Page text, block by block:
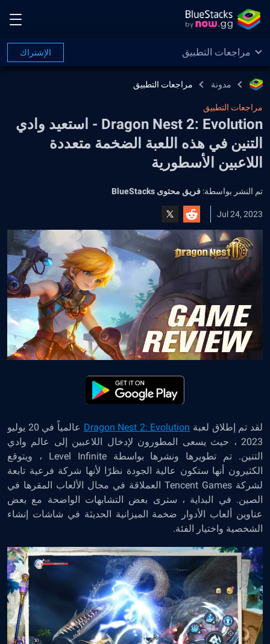
مراجعات التطبيق الإشتراك
مدونة مراجعات التطبيق
مراجعات التطبيق
Dragon Nest 2: Evolution - استعيد وادي
التنين في هذه اللعبة الضخمة متعددة
اللاعبين الأسطورية
تم النشر بواسطة: فريق محتوى BlueStacks
Jul 24, 2023
لقد تم إطلاق لعبة Dragon Nest 2: Evolution
عالمياً في 20 يوليو
2023 ، حيث يسعى المطورون لإدخال اللاعبين إلى عالم وادي
التنين. تم تطويرها ونشرها بواسطة Level Infinite ، ويتوقع
الكثيرون أنها ستكون عالية الجودة نظرًا لأنها شركة فرعية تابعة
لشركة Tencent Games العملاقة في مجال الألعاب المقرها في
الصين. في البداية ، سترى بعض التشابهات الواضحة مع بعض
عناوين ألعاب الأدوار ضخمة الميزانية الحديثة في شاشات إنشاء
الشخصية واختيار الفئة.